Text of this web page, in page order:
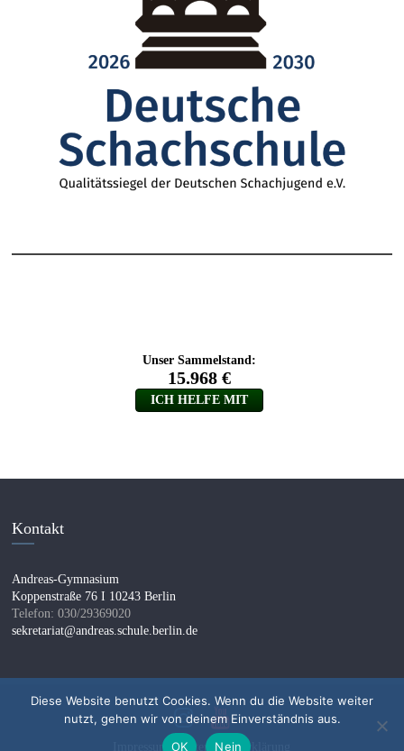
Kontakt
Andreas-Gymnasium
Koppenstraße 76 I 10243 Berlin
Telefon: 030/29369020
sekretariat@andreas.schule.berlin.de
Impressum IDatenschutzerklärung
Diese Website benutzt Cookies. Wenn du die Website weiter
nutzt, gehen wir von deinem Einverständnis aus.
OK
Nein